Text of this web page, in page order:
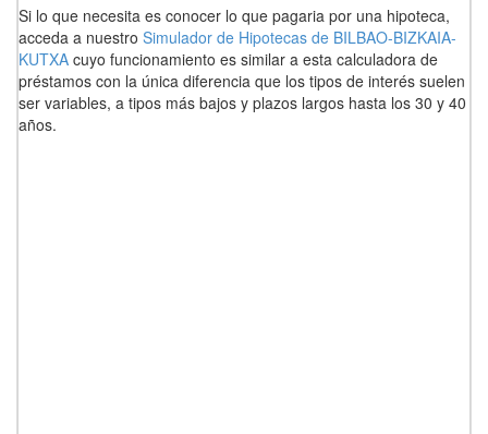
Si lo que necesita es conocer lo que pagaria por una hipoteca,
acceda a nuestro Simulador de Hipotecas de BILBAO-BIZKAIA-
KUTXA cuyo funcionamiento es similar a esta calculadora de
préstamos con la única diferencia que los tipos de interés suelen
ser variables, a tipos más bajos y plazos largos hasta los 30 y 40
años.